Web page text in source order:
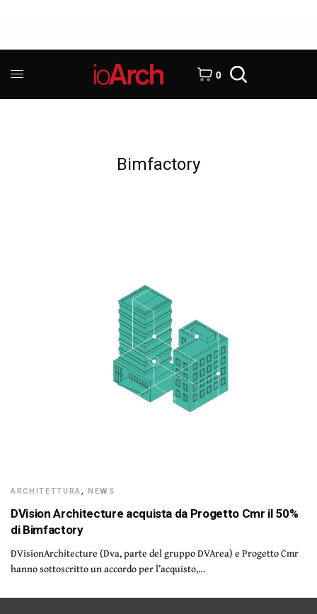
0
Bimfactory
ARCHITETTURA,NEWS
DVision Architecture acquista da Progetto Cmr il 50%
di Bimfactory
DVisionArchitecture (Dva, parte del gruppo DVArea) e Progetto Cmr
hanno sottoscritto un accordo per l’acquisto,…